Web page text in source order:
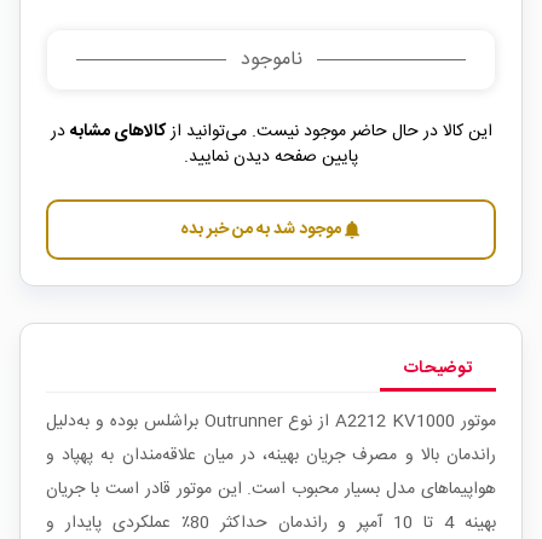
ناموجود
این کالا در حال حاضر موجود نیست. می‌توانید ازکالاهای مشابهدر
پایین صفحه دیدن نمایید.
notificationsموجود شد به من خبر بده
توضیحات
موتور A2212 KV1000 از نوع Outrunner براشلس بوده و به‌دلیل
راندمان بالا و مصرف جریان بهینه، در میان علاقه‌مندان به پهپاد و
هواپیماهای مدل بسیار محبوب است. این موتور قادر است با جریان
بهینه 4 تا 10 آمپر و راندمان حداکثر 80٪ عملکردی پایدار و